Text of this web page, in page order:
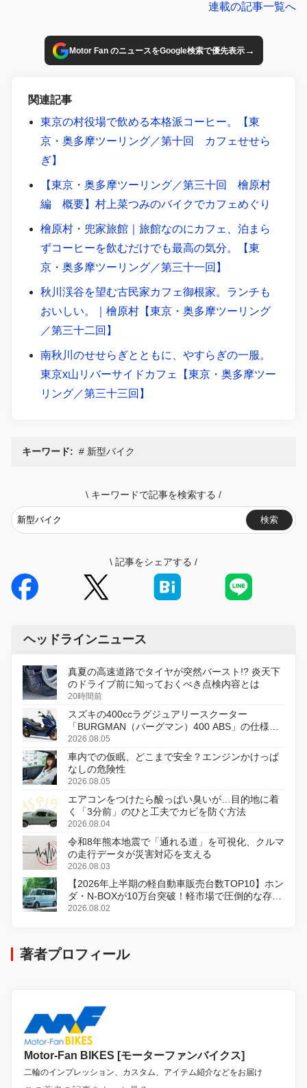
連載の記事一覧へ
Motor Fan のニュースをGoogle検索で優先表示→
関連記事
東京の村役場で飲める本格派コーヒー。【東
京・奥多摩ツーリング／第十回 カフェせせら
ぎ】
【東京・奥多摩ツーリング／第三十回 檜原村
編 概要】村上菜つみのバイクでカフェめぐり
檜原村・兜家旅館｜旅館なのにカフェ、泊まら
ずコーヒーを飲むだけでも最高の気分。【東
京・奥多摩ツーリング／第三十一回】
秋川渓谷を望む古民家カフェ御根家。ランチも
おいしい。｜檜原村【東京・奥多摩ツーリング
／第三十二回】
南秋川のせせらぎとともに、やすらぎの一服。
東京x山リバーサイドカフェ【東京・奥多摩ツー
リング／第三十三回】
キーワード: 新型バイク
\ キーワードで記事を検索する /
検索
\ 記事をシェアする /
ヘッドラインニュース
真夏の高速道路でタイヤが突然バースト!? 炎天下
のドライブ前に知っておくべき点検内容とは
20時間前
スズキの400ccラグジュアリースクーター
「BURGMAN（バーグマン）400 ABS」の仕様を
変更し、8月18日に発売
2026.08.05
車内での仮眠、どこまで安全？エンジンかけっぱ
なしの危険性
2026.08.05
エアコンをつけたら酸っぱい臭いが…目的地に着
く「3分前」のひと工夫でカビを防ぐ方法
2026.08.04
令和8年熊本地震で「通れる道」を可視化、クルマ
の走行データが災害対応を支える
2026.08.03
【2026年上半期の軽自動車販売台数TOP10】ホン
ダ・N-BOXが10万台突破！軽市場で圧倒的な存在
感
2026.08.02
著者プロフィール
Motor-Fan BIKES [モーターファンバイクス]
二輪のインプレッション、カスタム、アイテム紹介などをお届け